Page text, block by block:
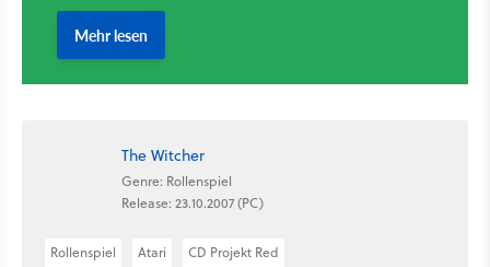
The Witcher
Genre: Rollenspiel
Release: 23.10.2007 (PC)
Rollenspiel Atari CD Projekt Red